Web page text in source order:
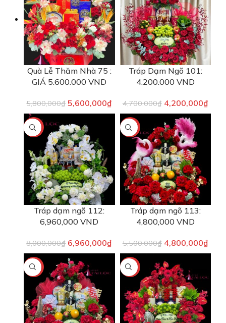
Quà Lễ Thăm Nhà 75 :
GIÁ 5.600.000 VND
5,800,000₫ 5,600,000₫
Tráp Dạm Ngõ 101:
4.200.000 VND
4,700,000₫ 4,200,000₫
-13%
Tráp dạm ngõ 112:
6,960,000 VND
8,000,000₫ 6,960,000₫
-13%
Tráp dạm ngõ 113:
4,800,000 VND
5,500,000₫ 4,800,000₫
-10% -16%